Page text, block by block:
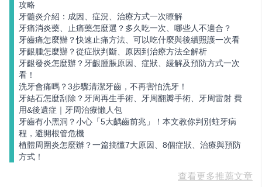
攻略
牙髓炎介紹：成因、症況、治療方式一次瞭解
牙痛消炎藥、止痛藥怎麼選？多久吃一次、哪些人不適合？
牙齒痛怎麼辦？快速止痛方法、可以吃什麼與後續照護一次看
牙齦腫怎麼辦？從症狀判斷、原因到治療方法全解析
牙齦發炎怎麼辦？牙齦腫脹原因、症狀、緩解及預防方式一次
看！
洗牙會痛嗎？3步驟清潔牙齒，不再害怕洗牙！
牙結石怎麼刮除？牙周再生手術、牙周翻瓣手術、牙周雷射 費
用&後遺症｜牙周治療懶人包
牙齒有小黑洞？小心「5大齲齒前兆」！本文教你判別蛀牙病
程，避開根管危機
植體周圍炎怎麼辦？一篇搞懂7大原因、8個症狀、治療與預防
方式！
查看更多推薦文章